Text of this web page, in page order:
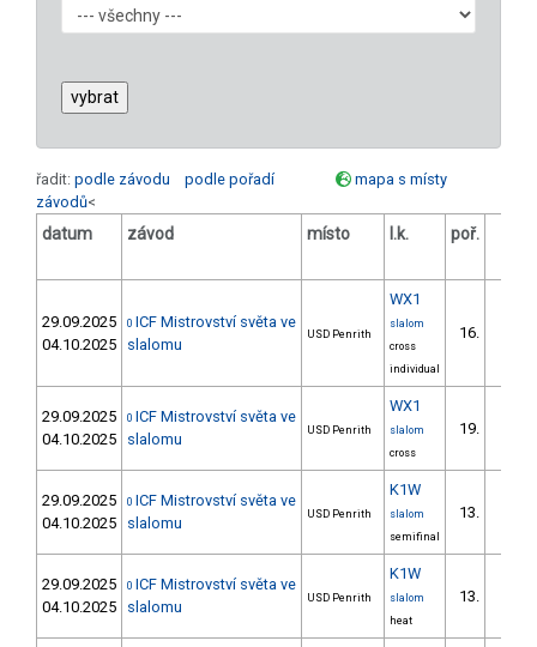
řadit: podle závodu podle pořadí
mapa s místy
závodů<
datum závod místo l.k. poř.
29.09.2025
04.10.2025
0 ICF Mistrovství světa ve
slalomu
USD Penrith
WX1
slalom
cross
individual
16.
29.09.2025
04.10.2025
0 ICF Mistrovství světa ve
slalomu
USD Penrith
WX1
slalom
cross
19.
29.09.2025
04.10.2025
0 ICF Mistrovství světa ve
slalomu
USD Penrith
K1W
slalom
semifinal
13.
29.09.2025
04.10.2025
0 ICF Mistrovství světa ve
slalomu
USD Penrith
K1W
slalom
heat
13.